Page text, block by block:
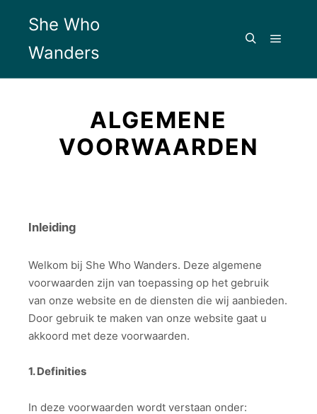
She Who
Wanders
ALGEMENE
VOORWAARDEN
Inleiding
Welkom bij She Who Wanders. Deze algemene
voorwaarden zijn van toepassing op het gebruik
van onze website en de diensten die wij aanbieden.
Door gebruik te maken van onze website gaat u
akkoord met deze voorwaarden.
1. Definities
In deze voorwaarden wordt verstaan onder: